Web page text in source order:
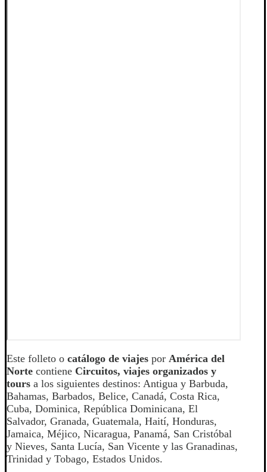
Este folleto o catálogo de viajes por América del
Norte contiene Circuitos, viajes organizados y
tours a los siguientes destinos: Antigua y Barbuda,
Bahamas, Barbados, Belice, Canadá, Costa Rica,
Cuba, Dominica, República Dominicana, El
Salvador, Granada, Guatemala, Haití, Honduras,
Jamaica, Méjico, Nicaragua, Panamá, San Cristóbal
y Nieves, Santa Lucía, San Vicente y las Granadinas,
Trinidad y Tobago, Estados Unidos.